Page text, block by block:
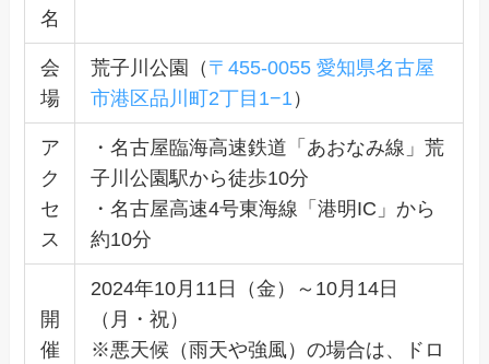
名
会
場
荒子川公園（ 〒455-0055 愛知県名古屋
市港区品川町2丁目1−1 ）
ア
ク
セ
ス
・名古屋臨海高速鉄道「あおなみ線」荒
子川公園駅から徒歩10分
・名古屋高速4号東海線「港明IC」から
約10分
開
催
2024年10月11日（金）～10月14日
（月・祝）
※悪天候（雨天や強風）の場合は、ドロ